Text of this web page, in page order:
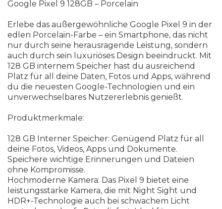
Google Pixel 9 128GB – Porce ain
Er ebe das außergewö hn iche Goog e Pixe 9 in der
ed en Porce ain-Farbe – ein Smartp hone, das nicht
nur d urch seine herausragende Leistung, sondern
auch d urch sein uxuriöses Design beeind ruckt. Mit
128 GB internem Speicher hast d u ausreichend
P atz für a deine Daten, Fotos und Apps, wä hrend
d u die neuesten Goog e-Techno ogien und ein
unverwechse bares Nutzerer ebnis genießt.
Prod u ktmerkma e:
128 GB Interner Speicher: Genügend P atz für a
deine Fotos, Videos, Apps und Do kumente.
Speichere wichtige Erinnerungen und Dateien
o hne Kompromisse.
Hochmoderne Kamera: Das Pixe 9 bietet eine
eistungsstarke Kamera, die mit Nig ht Sig ht und
HDR+-Techno ogie auch bei schwachem Licht